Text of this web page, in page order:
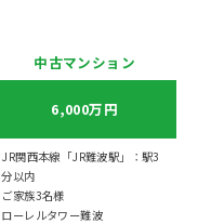
中古マンション
6,000万円
JR関西本線「JR難波駅」：駅3
分以内
ご家族3名様
ローレルタワー難波